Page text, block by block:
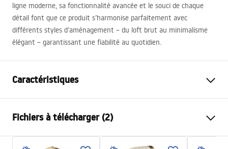
ligne moderne, sa fonctionnalité avancée et le souci de chaque
détail font que ce produit s’harmonise parfaitement avec
différents styles d’aménagement – du loft brut au minimalisme
élégant – garantissant une fiabilité au quotidien.
Caractéristiques
Matériel
Méthode de montage
À visser
Fichiers à télécharger (2)